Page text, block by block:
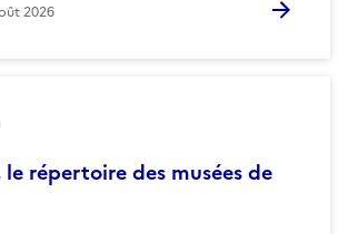
2026
le répertoire des musées de